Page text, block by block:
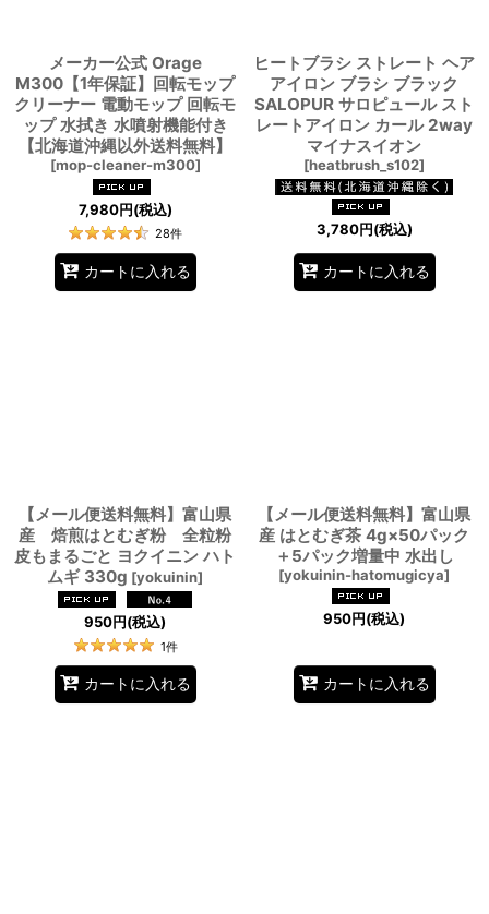
メーカー公式 Orage
M300【1年保証】回転モップ
クリーナー 電動モップ 回転モ
ップ 水拭き 水噴射機能付き
【北海道沖縄以外送料無料】
[mop-cleaner-m300]
7,980円(税込)
28件
カートに入れる
ヒートブラシ ストレート ヘア
アイロン ブラシ ブラック
SALOPUR サロピュール スト
レートアイロン カール 2way
マイナスイオン
[heatbrush_s102]
3,780円(税込)
カートに入れる
【メール便送料無料】富山県
産 焙煎はとむぎ粉 全粒粉
皮もまるごと ヨクイニン ハト
ムギ 330g [yokuinin]
950円(税込)
1件
カートに入れる
【メール便送料無料】富山県
産 はとむぎ茶 4g×50パック
＋5パック増量中 水出し
[yokuinin-hatomugicya]
950円(税込)
カートに入れる